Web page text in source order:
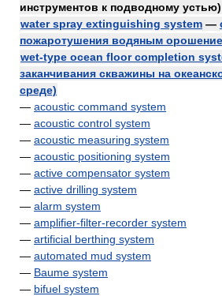
инструментов к подводному устью)
water spray extinguishing system —
пожаротушения водяным
wet-type ocean floor completion
заканчивания скважины на
среде)
— acoustic command system
— acoustic control system
— acoustic measuring system
— acoustic positioning system
— active compensator system
— active drilling system
— alarm system
— amplifier-filter-recorder system
— artificial berthing system
— automated mud system
— Baume system
— bifuel system